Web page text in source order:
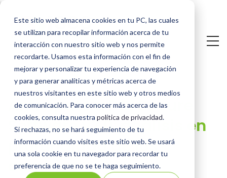
Este sitio web almacena cookies en tu PC, las cuales
se utilizan para recopilar información acerca de tu
interacción con nuestro sitio web y nos permite
recordarte. Usamos esta información con el fin de
mejorar y personalizar tu experiencia de navegación
y para generar analíticas y métricas acerca de
nuestros visitantes en este sitio web y otros medios
de comunicación. Para conocer más acerca de las
cookies, consulta nuestra política de privacidad.
Si rechazas, no se hará seguimiento de tu
información cuando visites este sitio web. Se usará
una sola cookie en tu navegador para recordar tu
preferencia de que no se te haga seguimiento.
Pasar
contenido
principal
Anticípate a PCI Secure
Software v2.0: análisis en
profundidad de los
cambios